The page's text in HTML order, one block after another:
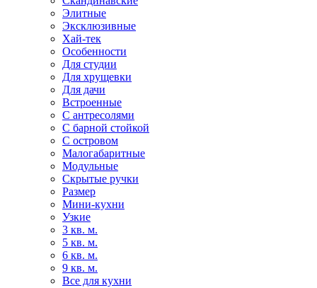
Элитные
Эксклюзивные
Хай-тек
Особенности
Для студии
Для хрущевки
Для дачи
Встроенные
С антресолями
С барной стойкой
С островом
Малогабаритные
Модульные
Скрытые ручки
Размер
Мини-кухни
Узкие
3 кв. м.
5 кв. м.
6 кв. м.
9 кв. м.
Все для кухни